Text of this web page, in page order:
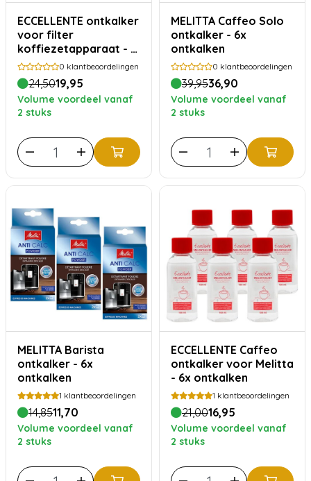
ECCELLENTE ontkalker
voor filter
koffiezetapparaat - 7
stuks
0 klantbeoordelingen
24,5019,95
Volume voordeel vanaf
2 stuks
MELITTA Caffeo Solo
ontkalker - 6x
ontkalken
0 klantbeoordelingen
39,9536,90
Volume voordeel vanaf
2 stuks
MELITTA Barista
ontkalker - 6x
ontkalken
1 klantbeoordelingen
14,8511,70
Volume voordeel vanaf
2 stuks
ECCELLENTE Caffeo
ontkalker voor Melitta
- 6x ontkalken
1 klantbeoordelingen
21,0016,95
Volume voordeel vanaf
2 stuks